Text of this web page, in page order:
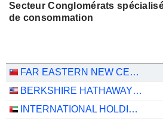
Secteur Conglomérats
de consommation
FAR EASTERN NEW CENTURY CORPORATION
BERKSHIRE HATHAWAY INC.
INTERNATIONAL HOLDING COMPANY